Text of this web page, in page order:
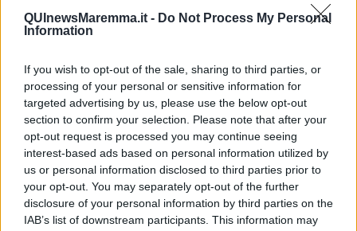
QUInewsMaremma.it - Do Not Process My Personal
Information
If you wish to opt-out of the sale, sharing to third parties, or
processing of your personal or sensitive information for
targeted advertising by us, please use the below opt-out
section to confirm your selection. Please note that after your
opt-out request is processed you may continue seeing
interest-based ads based on personal information utilized by
us or personal information disclosed to third parties prior to
your opt-out. You may separately opt-out of the further
disclosure of your personal information by third parties on the
IAB’s list of downstream participants. This information may
interlocuzione col governosul corridoio tirrenico è
aperta: “Come Regione Toscana stiamo parlando con il ministro
Raffaele Fitto per chiudere finalmente in modo positivo l’annosa
questione del corridoio Tirrenico. Occorre fare un salto di qualità e
da parte nostra, come Regione, destineremo 100 dei 500 milioni
del fondo di sviluppo e coesione spettanti alla Toscana
proprio alla Tirrenica, concentrandoci sui quei lotti la cui
realizzazione servirà a fare di questo asse viario un’infrastruttura
competitiva non solo per la costa ma per l’intera Toscana”.